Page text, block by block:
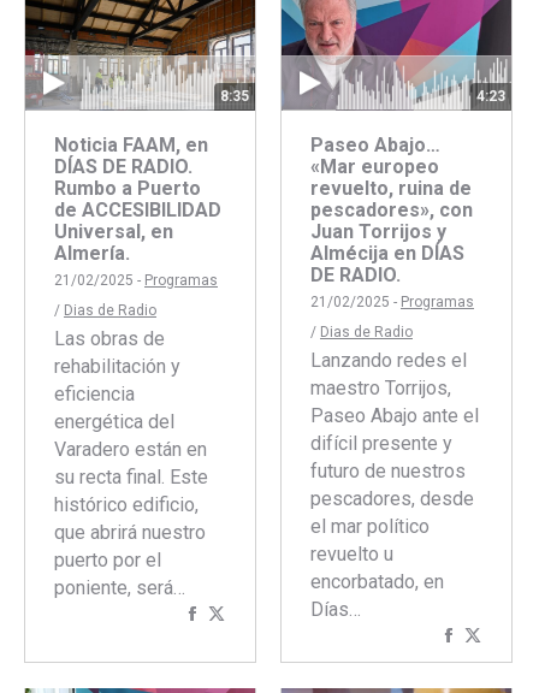
8:35
Noticia FAAM, en
DÍAS DE RADIO.
Rumbo a Puerto
de ACCESIBILIDAD
Universal, en
Almería.
21/02/2025 - Programas
/ Dias de Radio
Las obras de
rehabilitación y
eficiencia
energética del
Varadero están en
su recta final. Este
histórico edificio,
que abrirá nuestro
puerto por el
poniente, será…
Compartir
4:23
Paseo Abajo…
«Mar europeo
revuelto, ruina de
pescadores», con
Juan Torrijos y
Almécija en DÍAS
DE RADIO.
21/02/2025 - Programas
/ Dias de Radio
Lanzando redes el
maestro Torrijos,
Paseo Abajo ante el
difícil presente y
futuro de nuestros
pescadores, desde
el mar político
revuelto u
encorbatado, en
Días…
Compartir
concon